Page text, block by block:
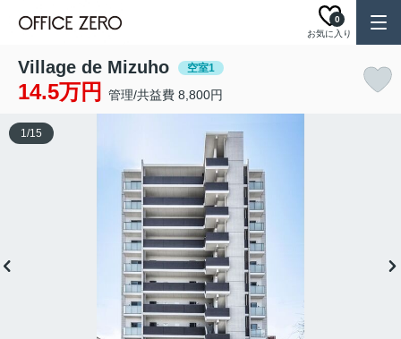
お気に入り
0
Village de Mizuho 空室1
14.5万円 管理/共益費 8,800円
1/15